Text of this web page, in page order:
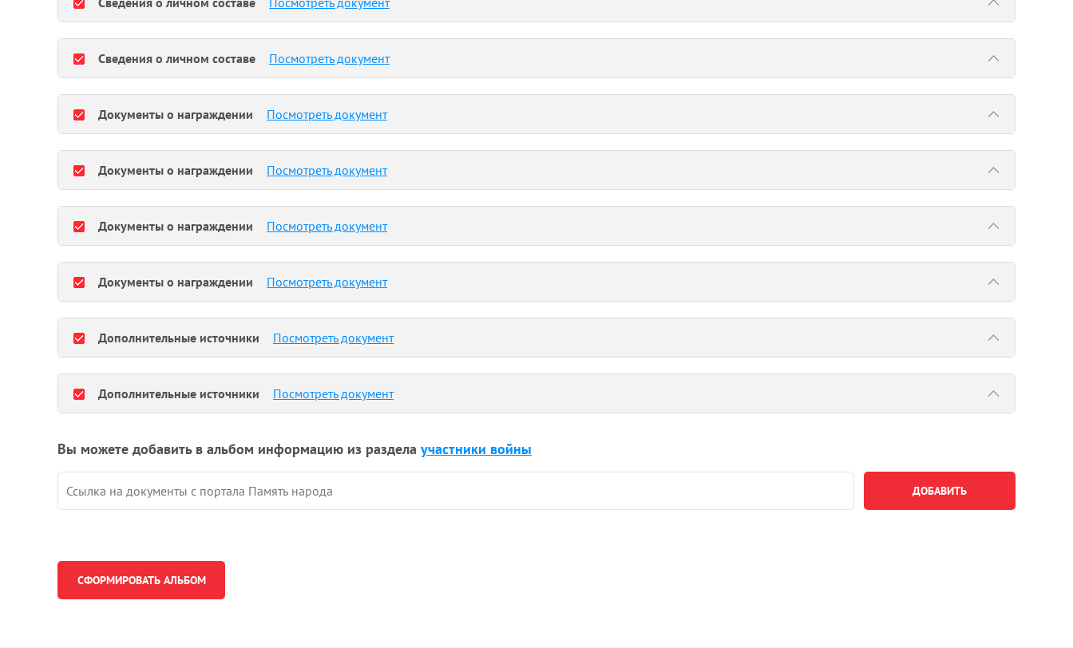
Сведения о личном составе Посмотреть документ
Документы о награждении Посмотреть документ
Документы о награждении Посмотреть документ
Документы о награждении Посмотреть документ
Документы о награждении Посмотреть документ
Дополнительные источники Посмотреть документ
Дополнительные источники Посмотреть документ
Вы можете добавить в альбом информацию из раздела участники войны